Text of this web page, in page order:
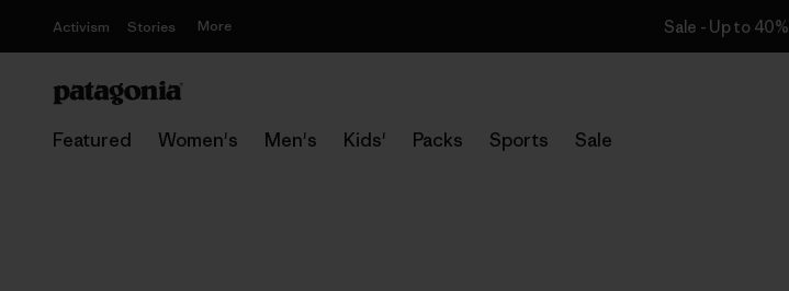
Activism Stories More Sale - Up to 40%
Featured Women's Men's Kids' Packs Sports Sale